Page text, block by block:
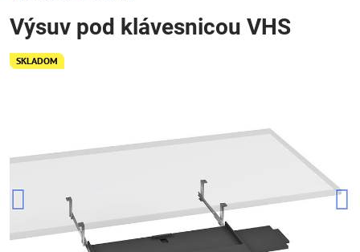
SKLADOM
Výsuv pod klávesnicou VHS